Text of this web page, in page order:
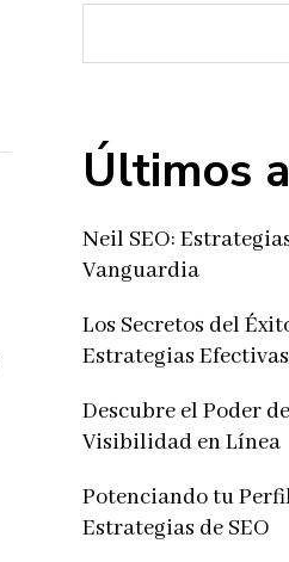
Últimos
Neil SEO:
Vanguardia
Los Secretos del
Estrategias Efectivas
Descubre el Poder
Visibilidad en Línea
Potenciando tu
Estrategias de SEO